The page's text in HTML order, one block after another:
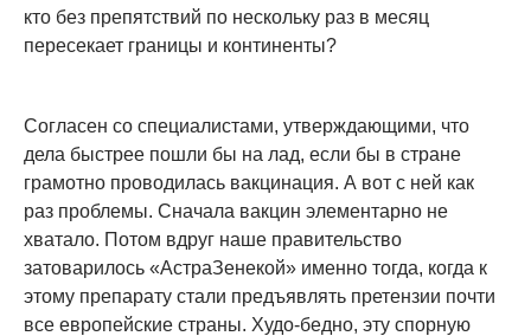
кто без препятствий по нескольку раз в месяц
пересекает границы и континенты?
Согласен со специалистами, утверждающими, что
дела быстрее пошли бы на лад, если бы в стране
грамотно проводилась вакцинация. А вот с ней как
раз проблемы. Сначала вакцин элементарно не
хватало. Потом вдруг наше правительство
затоварилось «АстраЗенекой» именно тогда, когда к
этому препарату стали предъявлять претензии почти
все европейские страны. Худо-бедно, эту спорную